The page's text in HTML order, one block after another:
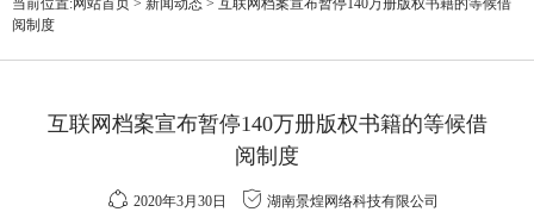
当前位置:网站首页 > 新闻动态 > 互联网档案宣布暂停140万册版权书籍的等候借
阅制度
互联网档案宣布暂停140万册版权书籍的等候借
阅制度
2020年3月30日
湖南景煌网络科技有限公司